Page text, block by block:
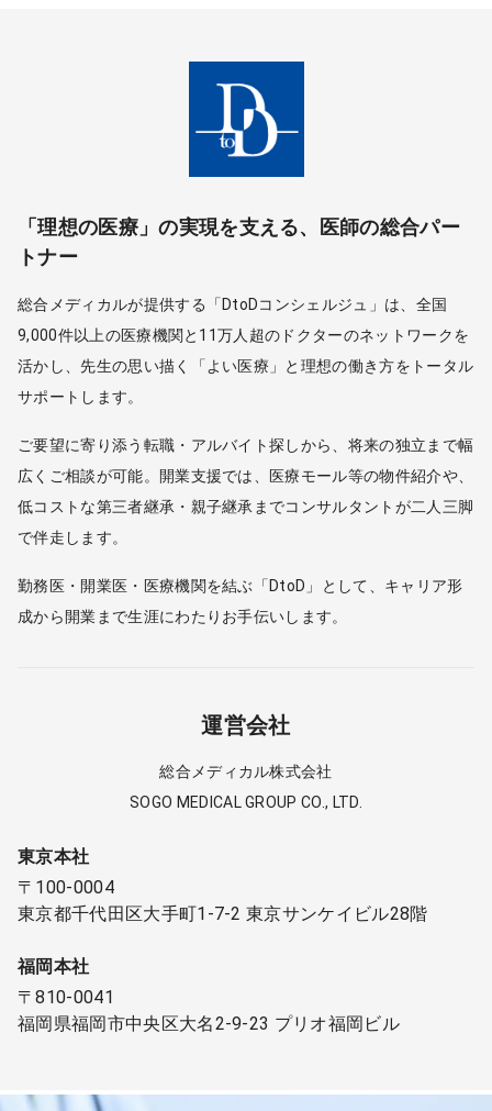
「理想の医療」の実現を支える、医師の総合パー
トナー
総合メディカルが提供する「DtoDコンシェルジュ」は、全国
9,000件以上の医療機関と11万人超のドクターのネットワークを
活かし、先生の思い描く「よい医療」と理想の働き方をトータル
サポートします。
ご要望に寄り添う転職・アルバイト探しから、将来の独立まで幅
広くご相談が可能。開業支援では、医療モール等の物件紹介や、
低コストな第三者継承・親子継承までコンサルタントが二人三脚
で伴走します。
勤務医・開業医・医療機関を結ぶ「DtoD」として、キャリア形
成から開業まで生涯にわたりお手伝いします。
運営会社
総合メディカル株式会社
SOGO MEDICAL GROUP CO., LTD.
東京本社
〒100-0004
東京都千代田区大手町1-7-2 東京サンケイビル28階
福岡本社
〒810-0041
福岡県福岡市中央区大名2-9-23 プリオ福岡ビル